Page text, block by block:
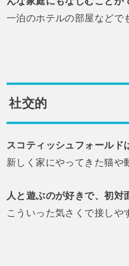
一泊のホテルの部屋などで
社交的
スコティッシュフォールド
新しく家にやってきた猫や
人と遊ぶのが好きで、初
こういった気さくで接しや